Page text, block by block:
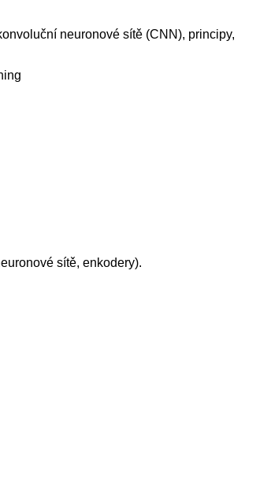
neuronové sítě (CNN), principy,
sítě, enkodery).